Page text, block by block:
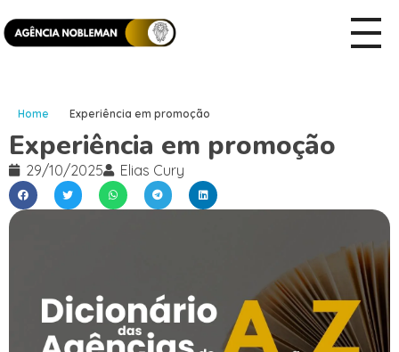
Home Experiência em promoção
Experiência em promoção
29/10/2025 Elias Cury